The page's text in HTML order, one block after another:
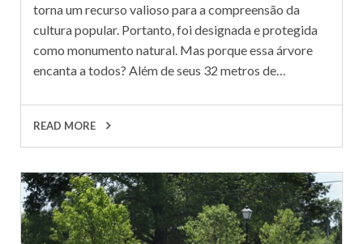
torna um recurso valioso para a compreensão da
cultura popular. Portanto, foi designada e protegida
como monumento natural. Mas porque essa árvore
encanta a todos? Além de seus 32 metros de…
READ MORE